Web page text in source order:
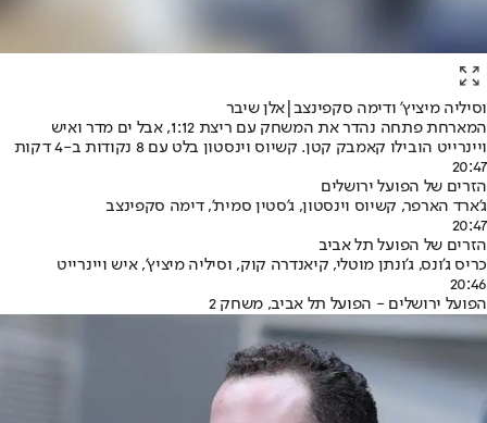
וסיליה מיציץ' ודימה סקפינצב|אלן שיבר
המארחת פתחה נהדר את המשחק עם ריצת 1:12, אבל ים מדר ואיש
ויינרייט הובילו קאמבק קטן. קשיוס וינסטון בלט עם 8 נקודות ב-4 דקות
20:47
הזרים של הפועל ירושלים
ג'ארד הארפר, קשיוס וינסטון, ג'סטין סמית', דימה סקפינצב
20:47
הזרים של הפועל תל אביב
כריס ג'ונס, ג'ונתן מוטלי, קיאנדרה קוק, וסיליה מיציץ', איש ויינרייט
20:46
הפועל ירושלים - הפועל תל אביב, משחק 2